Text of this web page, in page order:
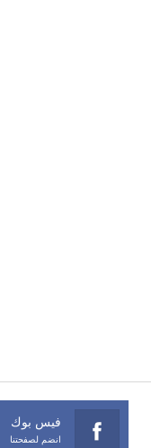
فيس بوك
انضم لصفحتنا